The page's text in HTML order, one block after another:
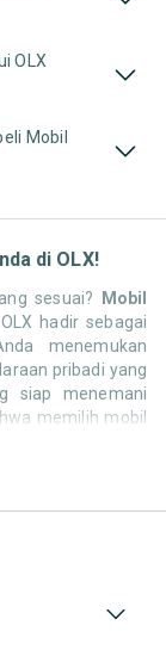
OLX
Mobil
di OLX!
sesuai? Mobil
hadir sebagai
menemukan
pribadi yang
siap menemani
memilih mobil
Indonesia.
perkara mudah.
OLX, Anda akan